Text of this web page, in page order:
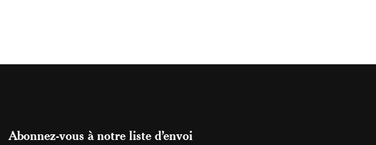
Abonnez-vous à notre liste d’envoi